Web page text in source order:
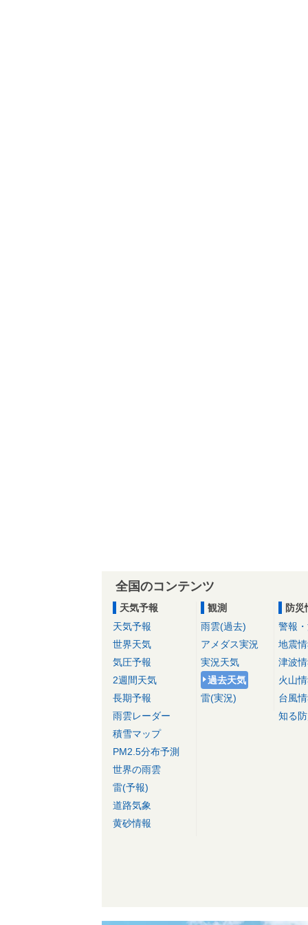
全国のコンテンツ
天気予報
天気予報
世界天気
気圧予報
2週間天気
長期予報
雨雲レーダー
積雪マップ
PM2.5分布予測
世界の雨雲
雷(予報)
道路気象
黄砂情報
観測
雨雲(過去)
アメダス実況
実況天気
過去天気
雷(実況)
防災
警報
地震
津波
火山
台風
知る